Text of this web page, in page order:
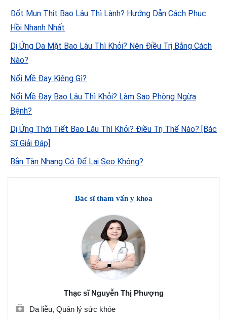
Đốt Mụn Thịt Bao Lâu Thì Lành? Hướng Dẫn Cách Phục
Hồi Nhanh Nhất
Dị Ứng Da Mặt Bao Lâu Thì Khỏi? Nên Điều Trị Bằng Cách
Nào?
Nổi Mề Đay Kiêng Gì?
Nổi Mề Đay Bao Lâu Thì Khỏi? Làm Sao Phòng Ngừa
Bệnh?
Dị Ứng Thời Tiết Bao Lâu Thì Khỏi? Điều Trị Thế Nào? [Bác
Sĩ Giải Đáp]
Bắn Tàn Nhang Có Để Lại Sẹo Không?
Bác sĩ tham vấn y khoa
Thạc sĩ Nguyễn Thị Phượng
Da liễu, Quản lý sức khỏe